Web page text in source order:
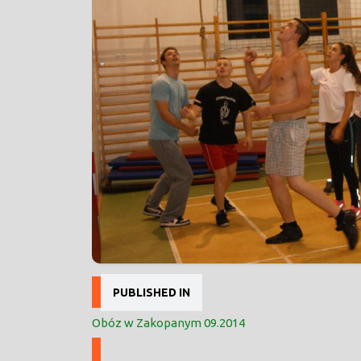
Nawigacja
wpisu
PUBLISHED IN
Obóz w Zakopanym 09.2014